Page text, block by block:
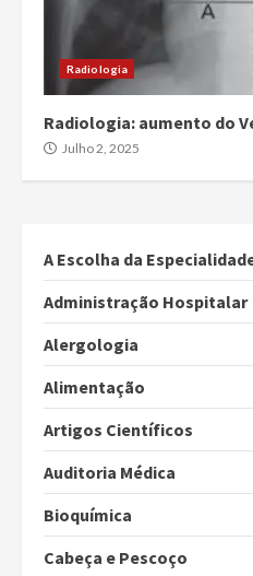
Radiologia
Radiologia: aumento do
Julho 2, 2025
A Escolha da
Administração Hospitalar
Alergologia
Alimentação
Artigos Científicos
Auditoria Médica
Bioquímica
Cabeça e Pescoço